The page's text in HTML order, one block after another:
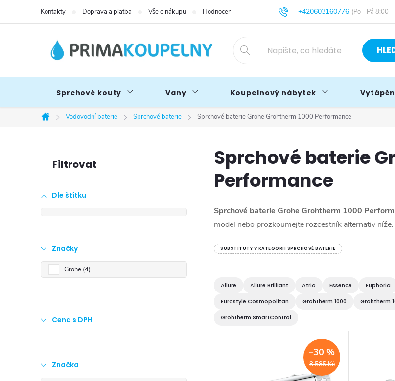
+420603160776
Kontakty Doprava a platba Vše o nákupu Hodnocení obchodu Obchodní podmínky Blog
Sprchové kouty Vany Koupelnový nábytek
Domů
Vodovodní baterie Sprchové baterie Sprchové baterie Grohe Grohtherm 1000 Performance
s
r
a
n
Dle štítku
Značky
Grohe 4
Cena s DPH
Značka
Sprchové baterie
Performance
Sprchové baterie Grohe Grohtherm 1000
model nebo prozkoumejte rozcestník alternativ níže.
SUBSTITUTY V KATEGORII SPRCHOVÉ BATERIE
Allure Allure Brilliant Atrio Essence Euphoria
Eurostyle Cosmopolitan Grohtherm 1000 Grohtherm
Grohtherm SmartControl
8 585 Kč
–30 %